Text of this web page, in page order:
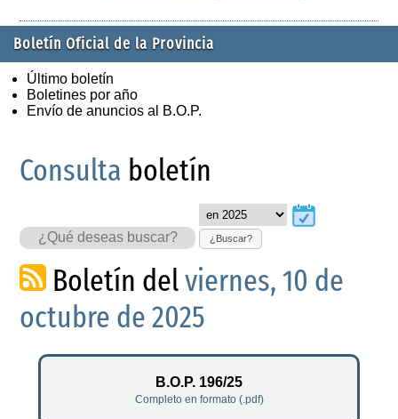
Boletín Oficial de la Provincia
Último boletín
Boletines por año
Envío de anuncios al B.O.P.
Consulta boletín
¿Buscar?
Boletín delviernes, 10 de
octubre de 2025
B.O.P. 196/25
Completo en formato (.pdf)